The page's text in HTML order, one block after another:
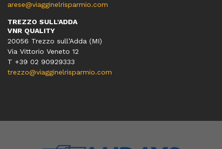
arese@viagginelrisparmio.com
TREZZO SULL’ADDA
VNR QUALITY
20056 Trezzo sull’Adda (MI)
Via Vittorio Veneto 12
T +39 02 90929333
trezzo@viagginelrisparmio.com